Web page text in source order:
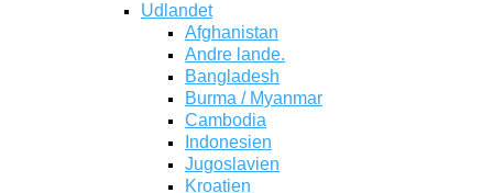
Udlandet
Afghanistan
Andre lande.
Bangladesh
Burma / Myanmar
Cambodia
Indonesien
Jugoslavien
Kroatien